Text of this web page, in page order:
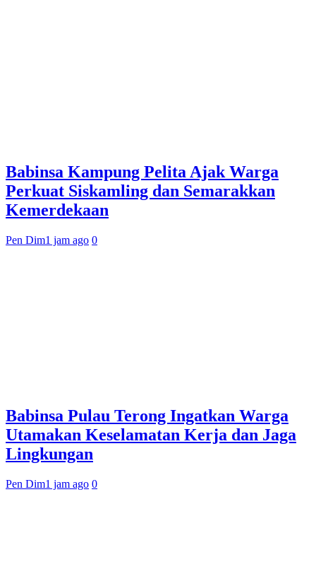
Babinsa Kampung Pelita Ajak Warga
Perkuat Siskamling dan Semarakkan
Kemerdekaan
Pen Dim1 jam ago 0
Babinsa Pulau Terong Ingatkan Warga
Utamakan Keselamatan Kerja dan Jaga
Lingkungan
Pen Dim1 jam ago 0